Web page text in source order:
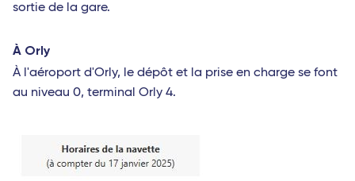
sortie de la gare.
À Orly
À l'aéroport d'Orly, le dépôt et la prise en charge se font
au niveau 0, terminal Orly 4.